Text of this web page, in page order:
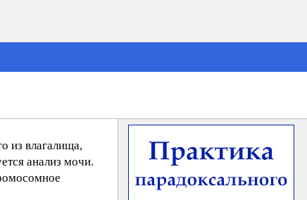
из влагалища,
анализ мочи.